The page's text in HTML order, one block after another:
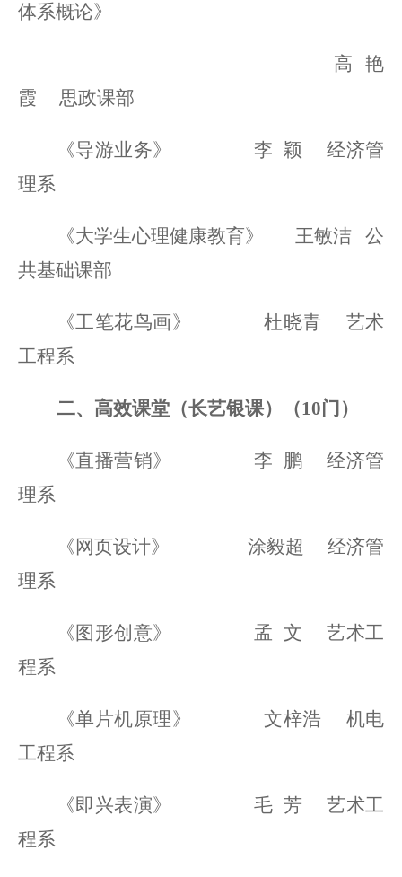
体系概论》
高艳
霞
思政课部
《导游业务》 李 颖
经济管
理系
《大学生心理健康教育》 王敏洁
公
共基础课部
《工笔花鸟画》 杜晓青
艺术
工程系
二、高效课堂（长艺银课）（10门）
《直播营销》 李 鹏
经济管
理系
《网页设计》 涂毅超
经济管
理系
《图形创意》 孟 文
艺术工
程系
《单片机原理》 文梓浩
机电
工程系
《即兴表演》 毛 芳
艺术工
程系